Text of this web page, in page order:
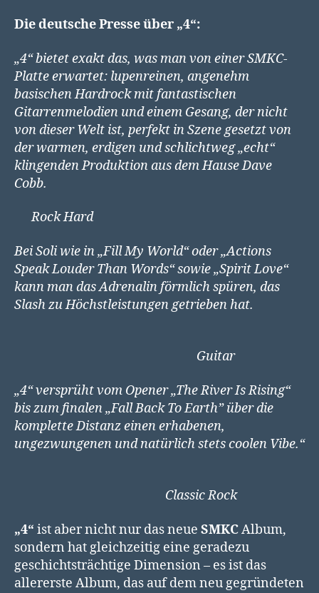
Die deutsche Presse über „4“:
„4“ bietet exakt das, was man von einer SMKC-
Platte erwartet: lupenreinen, angenehm
basischen Hardrock mit fantastischen
Gitarrenmelodien und einem Gesang, der nicht
von dieser Welt ist, perfekt in Szene gesetzt von
der warmen, erdigen und schlichtweg „echt“
klingenden Produktion aus dem Hause Dave
Cobb.
Rock Hard
Bei Soli wie in „Fill My World“ oder „Actions
Speak Louder Than Words“ sowie „Spirit Love“
kann man das Adrenalin förmlich spüren, das
Slash zu Höchstleistungen getrieben hat.
Guitar
„4“ versprüht vom Opener „The River Is Rising“
bis zum finalen „Fall Back To Earth” über die
komplette Distanz einen erhabenen,
ungezwungenen und natürlich stets coolen Vibe.“
Classic Rock
„4“ ist aber nicht nur das neue SMKCAlbum,
sondern hat gleichzeitig eine geradezu
geschichtsträchtige Dimension – es ist das
allererste Album, das auf dem neu gegründeten